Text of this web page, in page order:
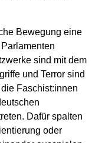
Bewegung eine
sind mit dem
und Terror sind
Faschist:innen
Dafür spalten
oder